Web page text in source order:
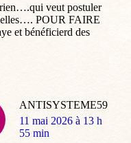
veut postuler
POUR FAIRE
et bénéficierd des
ANTISYSTEME59
dit
:
11 mai 2026 à 13 h
55 min